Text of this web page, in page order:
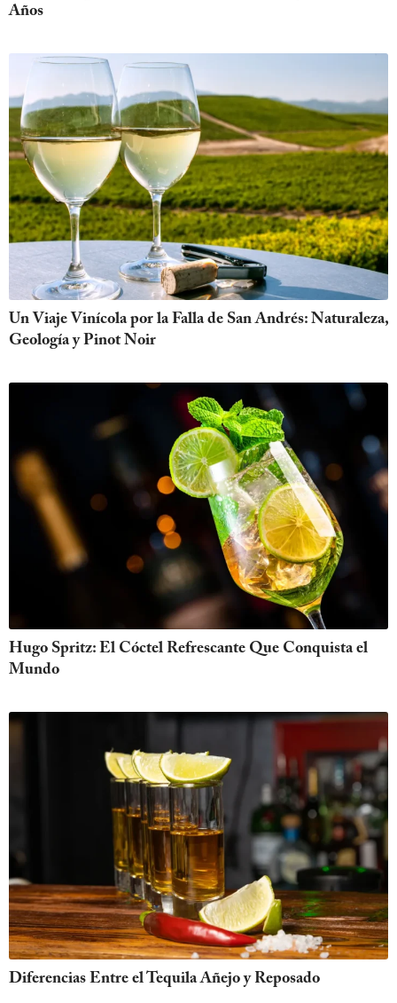
Años
Un Viaje Vinícola por la Falla de San Andrés: Naturaleza,
Geología y Pinot Noir
Hugo Spritz: El Cóctel Refrescante Que Conquista el
Mundo
Diferencias Entre el Tequila Añejo y Reposado